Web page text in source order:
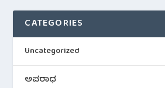
CATEGORIES
Uncategorized
ಅಪರಾಧ